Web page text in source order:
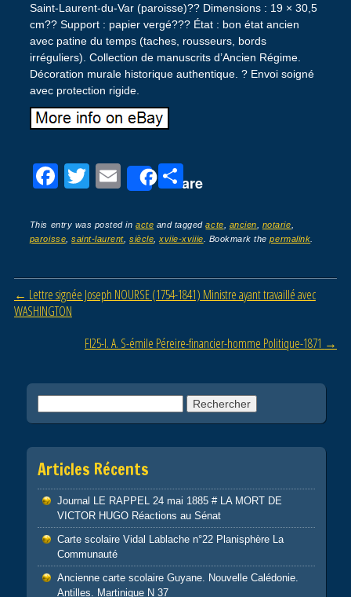
Saint-Laurent-du-Var (paroisse)?? Dimensions : 19 × 30,5
cm?? Support : papier vergé??? État : bon état ancien
avec patine du temps (taches, rousseurs, bords
irréguliers). Collection de manuscrits d’Ancien Régime.
Décoration murale historique authentique. ? Envoi soigné
avec protection rigide.
F
c
e
b
o
o
T
tt
er
E
ail
Share
P
ta
g
er
This entry was posted inacte and taggedacte ancien notarie
paroisse ,saint-laurent ,siècle ,xviie-xviiie . Bookmark thepermalink
Post navigation
← Lettre signée Joseph NOURSE (1754-1841) Ministre ayant travaillé avec
WASHINGTON
Fl25-l. A. S-émile Péreire-financier-homme Politique-1871 →
Articles Récents
Journal LE RAPPEL 24 mai 1885 # LA MORT DE
VICTOR HUGO Réactions au Sénat
Carte scolaire Vidal Lablache n°22 Planisphère La
Communauté
Ancienne carte scolaire Guyane. Nouvelle Calédonie.
Antilles. Martinique N 37